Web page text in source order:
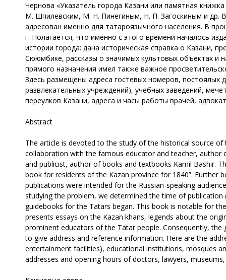
Чернова «Указатель города Казани или памятная
М. Шпилевским, М. Н. Пинегиным, Н. П. Загоскиным и др.
адресован именно для татаро­язычного населения. В
г. Полагается, что именно с этого времени началось
истории города: дана историческая справка о Казани,
Сююмбике, рассказы о значимых культовых объектах и
прямого назначения имел также важное
Здесь размещены адреса гостевых номеров, постоялых
развлекательных учреждений), учебных заведений,
переулков Казани, адреса и часы работы врачей,
Abstract
The article is devoted to the study of the historical source of
collaboration with the famous educator and teacher, author
and publicist, author of books and textbooks Kamil Bashir.
book for residents of the Kazan province for 1840”. Further
publications were intended for the Russian-speaking
studying the problem, we determined the time of
guidebooks for the Tatars began. This book is notable for
presents essays on the Kazan khans, legends about the
prominent educators of the Tatar people. Consequently,
to give address and reference information. Here are the
entertainment facilities), educational institutions, mosques
addresses and opening hours of doctors, lawyers,